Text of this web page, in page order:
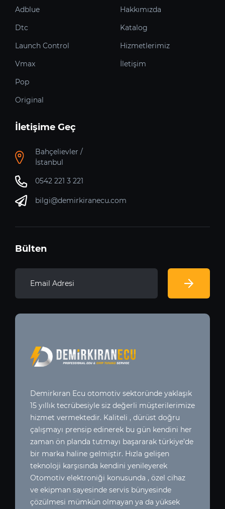
Adblue
Dtc
Launch Control
Vmax
Pop
Original
Hakkımızda
Katalog
Hizmetlerimiz
İletişim
İletişime Geç
Bahçelievler /
İstanbul
0542 221 3 221
bilgi@demirkiranecu.com
Bülten
Demirkıran Ecu otomotiv sektoründe yaklaşık
15 yıllık tecrübesiyle siz değerli müşterilerimize
hizmet vermektedir. Kaliteli , dürüst doğru
çalışmayı prensip edinerek bu gün kendini her
zaman ön planda tutmayı başararak türkiye’de
bir marka haline gelmiştir. Hızla gelişen
teknoloji karşısında kendini yenileyerek
Otomotiv elektroniği konusunda , özel cihaz
ve ekipman sayesinde servis bünyesinde
çözülmesi mümkün olmayan ya da yüksek